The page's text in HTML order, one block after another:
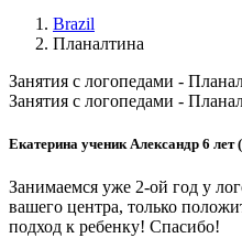
Brazil
Планалтина
Занятия с логопедами -
Занятия с логопедами -
Екатерина ученик Александр 6 лет
Занимаемся уже 2-ой год у
вашего центра, только
подход к ребенку! Спасибо!